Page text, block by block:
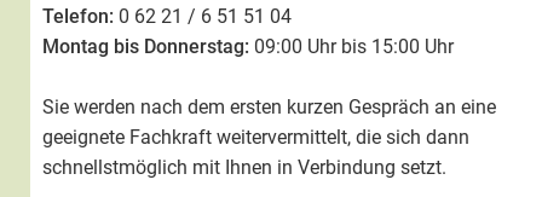
Telefon: 0 62 21 / 6 51 51 04
Montag bis Donnerstag: 09:00 Uhr bis 15:00 Uhr
Sie werden nach dem ersten kurzen Gespräch an eine
geeignete Fachkraft weitervermittelt, die sich dann
schnellstmöglich mit Ihnen in Verbindung setzt.